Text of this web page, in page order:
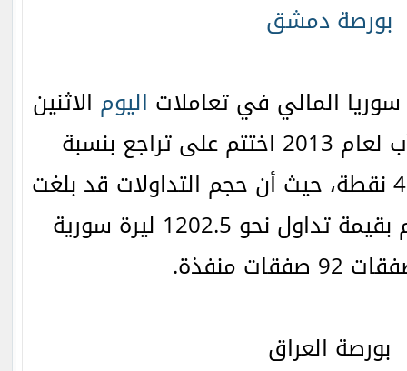
بورصة دمشق
المالي في تعاملات اليوم الاثنين
بتاريخ 19 أغسطس/آب لعام 2013 اختتم على تراجع بنسبة
0.41% أي ما يعادل 4.97 نقطة، حيث أن حجم التداولات قد بلغت
حوالي 104.936 سهم بقيمة تداول نحو 1202.5 ليرة سورية
منفذة.
بورصة العراق